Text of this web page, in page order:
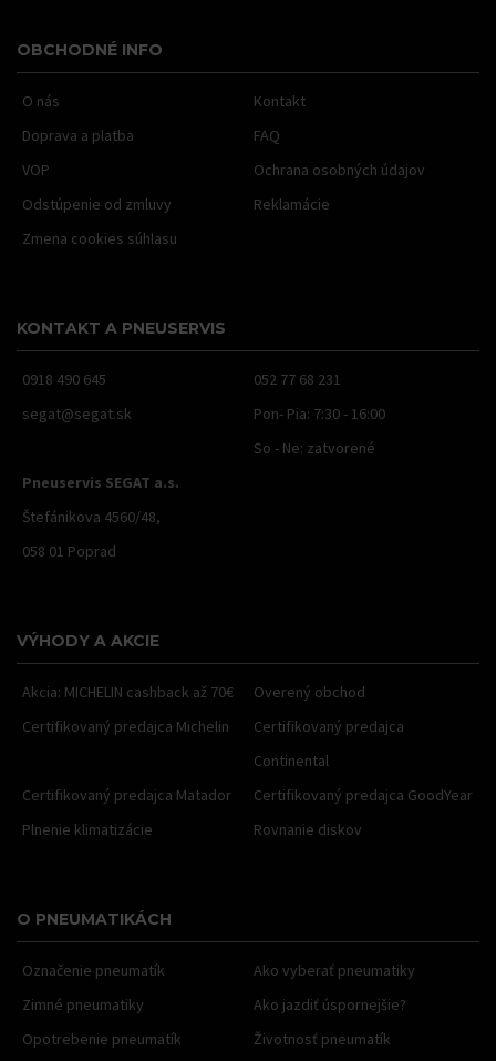
OBCHODNÉ INFO
O nás
Kontakt
Doprava a platba
FAQ
VOP
Ochrana osobných údajov
Odstúpenie od zmluvy
Reklamácie
Zmena cookies súhlasu
KONTAKT A PNEUSERVIS
0918 490 645
052 77 68 231
segat@segat.sk
Pon- Pia: 7:30 - 16:00
So - Ne: zatvorené
Pneuservis SEGAT a.s.
Štefánikova 4560/48,
058 01 Poprad
VÝHODY A AKCIE
Akcia: MICHELIN cashback až 70€
Overený obchod
Certifikovaný predajca Michelin
Certifikovaný predajca
Continental
Certifikovaný predajca Matador
Certifikovaný predajca GoodYear
Plnenie klimatizácie
Rovnanie diskov
O PNEUMATIKÁCH
Označenie pneumatík
Ako vyberať pneumatiky
Zimné pneumatiky
Ako jazdiť úspornejšie?
Opotrebenie pneumatík
Životnosť pneumatík